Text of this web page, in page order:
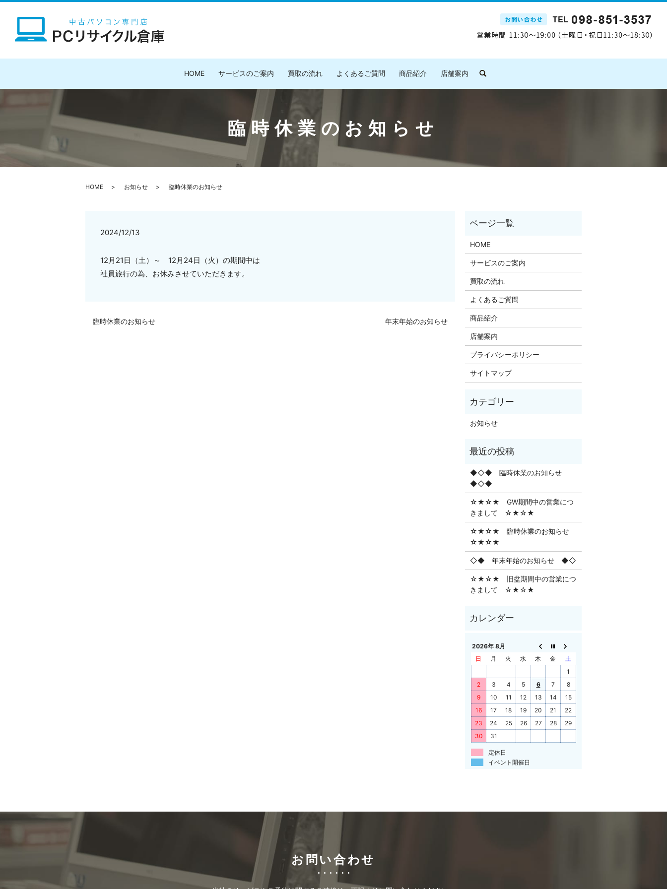
HOME サービスのご案内 買取の流れ よくあるご質問 商品紹介 店舗案内 search
臨時休業のお知らせ
HOME お知らせ 臨時休業のお知らせ
2024/12/13
12月21日（土）～ 12月24日（火）の期間中は
社員旅行の為、お休みさせていただきます。
臨時休業のお知らせ 年末年始のお知らせ
HOME
サービスのご案内
買取の流れ
よくあるご質問
商品紹介
店舗案内
プライバシーポリシー
サイトマップ
お知らせ
◆◇◆ 臨時休業のお知らせ
◆◇◆
☆★☆★ GW期間中の営業につ
きまして ☆★☆★
☆★☆★ 臨時休業のお知らせ
☆★☆★
◇◆ 年末年始のお知らせ ◆◇
☆★☆★ 旧盆期間中の営業につ
きまして ☆★☆★
2026年 8月
日
月 火 水 木 金
土
1
2
3 4 5 6 7
8
9
10 11 12 13 14
15
16
17 18 19 20 21
22
23
24 25 26 27 28
29
30
31
定休日
イベント開催日
お問い合わせ